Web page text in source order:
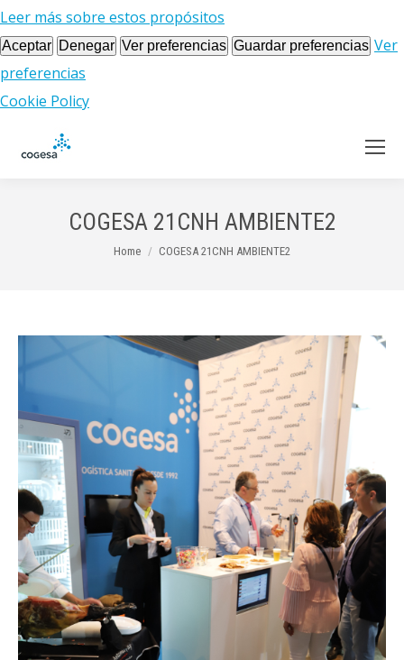
Leer más sobre estos propósitos
Aceptar Denegar Ver preferencias Guardar preferencias Ver
preferencias
Cookie Policy
COGESA 21CNH AMBIENTE2
You are here:
Home COGESA 21CNH AMBIENTE2